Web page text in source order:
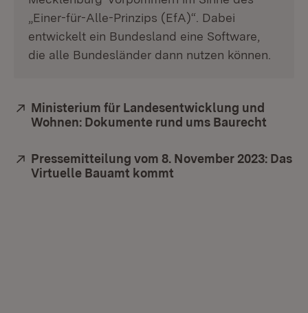
„Einer-für-Alle-Prinzips (EfA)“. Dabei
entwickelt ein Bundesland eine Software,
die alle Bundesländer dann nutzen können.
Extern:
Ministerium für Landesentwicklung und
Wohnen: Dokumente rund ums Baurecht
Extern:
Pressemitteilung vom 8. November 2023: Das
Virtuelle Bauamt kommt